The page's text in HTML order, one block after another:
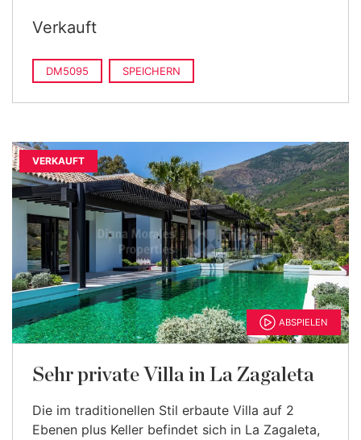
Verkauft
DM5095 SPEICHERN
VERKAUFT
ABSPIELEN
Sehr private Villa in La Zagaleta
Die im traditionellen Stil erbaute Villa auf 2
Ebenen plus Keller befindet sich in La Zagaleta,